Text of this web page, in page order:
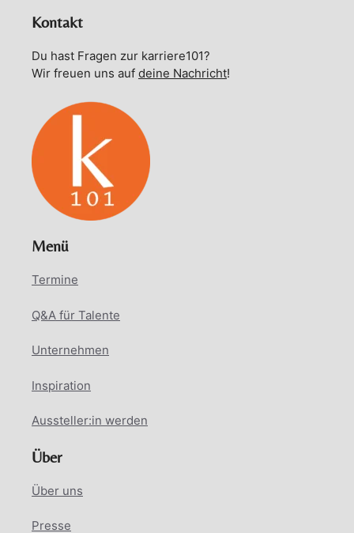
Kontakt
Du hast Fragen zur karriere101?
Wir freuen uns auf deine Nachricht!
Menü
Termine
Q&A für Talente
Unternehmen
Inspiration
Aussteller:in werden
Über
Über uns
Presse